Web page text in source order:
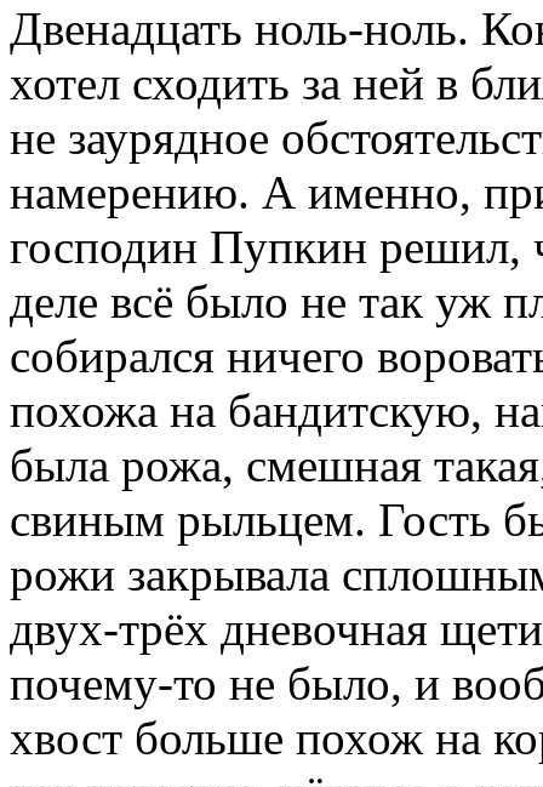
Двенадцать ноль-ноль.
хотел сходить за ней в
не заурядное
намерению. А именно,
господин Пупкин
деле всё было не так уж
собирался ничего
похожа на бандитскую,
была рожа, смешная
свиным рыльцем. Гость
рожи закрывала
двух-трёх дневочная
почему-то не было, и
хвост больше похож на